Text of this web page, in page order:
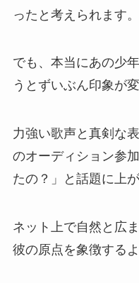
ったと考えられます。
でも、本当にあの少
うとずいぶん印象が
力強い歌声と真剣な
のオーディション参
たの？」と話題に上が
ネット上で自然と広
彼の原点を象徴する